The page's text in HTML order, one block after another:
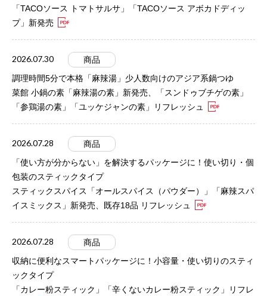
「TACOソース トマトサルサ」「TACOソース アボカドディッ
プ」新発売
2026.07.30
商品
調理時間5分で本格「麻辣湯」少人数向けのアジア系鍋つゆ
菜館 小鍋の素「麻辣湯の素」新発売、「スンドゥブチゲの素」
「参鶏湯の素」「ユッケジャンの素」リフレッシュ
2026.07.28
商品
「使い方が分からない」を解決するパッケージに！使い切り・個
包装のスティックタイプ
スティックスパイス「オールスパイス（パウダー）」「麻辣スパ
イスミックス」新発売、既存18品 リフレッシュ
2026.07.28
商品
収納に便利なスマートパッケージに！小容量・使い切りのスティ
ックタイプ
「カレー粉スティック」「辛くないカレー粉スティック」リフレ